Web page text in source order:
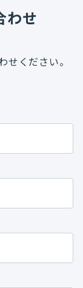
わせ
せください。